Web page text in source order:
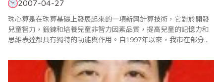
2007-04-27
珠心算是在珠算基礎上發展起來的一項新興計算技術，它對於開發
兒童智力，鍛鍊和培養兒童非智力因素品質，提高兒童的記憶力和
思維表達都具有獨特的功能與作用。自1997年以來，我市在部分小
構先後開設了兒童珠心算課程，並且呈現良好的發展勢頭。目前我
市在珠心算教育上取得初步的成效，但與我省黃山市、合肥市等市